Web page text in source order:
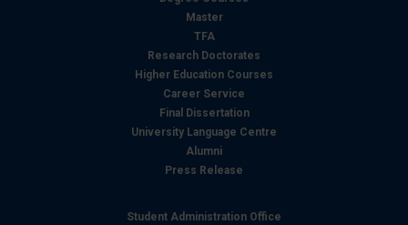
raccolto dal suo utilizzo dei loro servizi.
Master
TFA
Research Doctorates
Higher Education Courses
Career Service
Final Dissertation
University Language Centre
Alumni
Press Release
Student Administration Office